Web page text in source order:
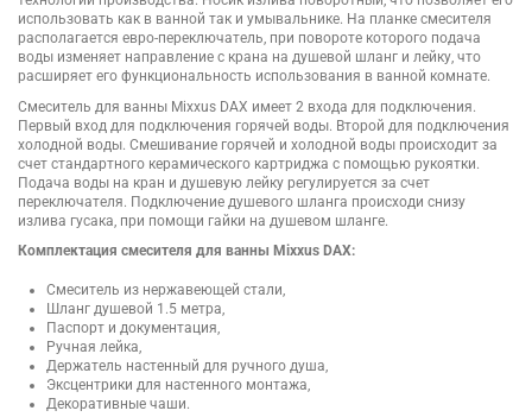
использовать как в ванной так и умывальнике. На планке смесителя
располагается евро-переключатель, при повороте которого подача
воды изменяет направление с крана на душевой шланг и лейку, что
расширяет его функциональность использования в ванной комнате.
Смеситель для ванны Mixxus DAX имеет 2 входа для подключения.
Первый вход для подключения горячей воды. Второй для подключения
холодной воды. Смешивание горячей и холодной воды происходит за
счет стандартного керамического картриджа с помощью рукоятки.
Подача воды на кран и душевую лейку регулируется за счет
переключателя. Подключение душевого шланга происходи снизу
излива гусака, при помощи гайки на душевом шланге.
Комплектация смесителя для ванны Mixxus DAX:
Смеситель из нержавеющей стали,
Шланг душевой 1.5 метра,
Паспорт и документация,
Ручная лейка,
Держатель настенный для ручного душа,
Эксцентрики для настенного монтажа,
Декоративные чаши.